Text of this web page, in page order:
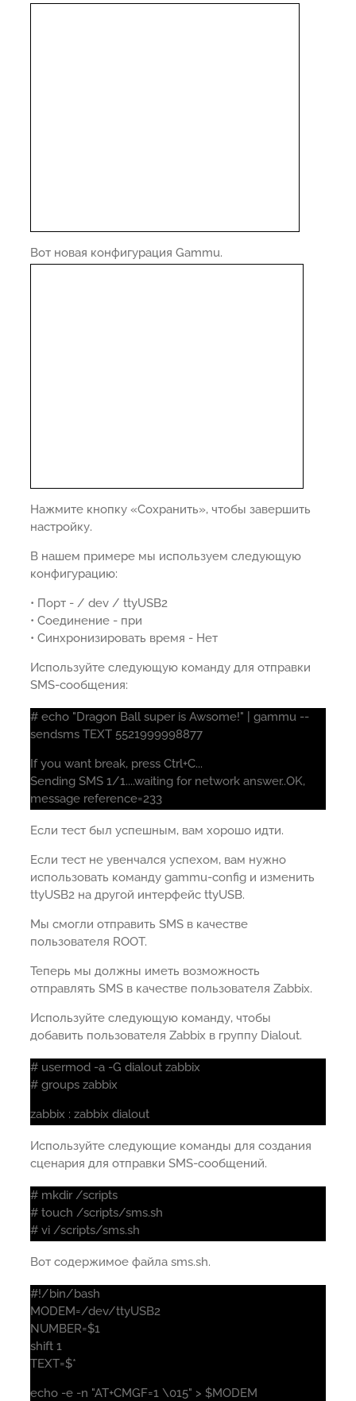
Вот новая конфигурация Gammu.
Нажмите кнопку «Сохранить», чтобы завершить
настройку.
В нашем примере мы используем следующую
конфигурацию:
• Порт - / dev / ttyUSB2
• Соединение - при
• Синхронизировать время - Нет
Используйте следующую команду для отправки
SMS-сообщения:
# echo "Dragon Ball super is Awsome!" | gammu --
sendsms TEXT 5521999998877
If you want break, press Ctrl+C...
Sending SMS 1/1....waiting for network answer..OK,
message reference=233
Если тест был успешным, вам хорошо идти.
Если тест не увенчался успехом, вам нужно
использовать команду gammu-config и изменить
ttyUSB2 на другой интерфейс ttyUSB.
Мы смогли отправить SMS в качестве
пользователя ROOT.
Теперь мы должны иметь возможность
отправлять SMS в качестве пользователя Zabbix.
Используйте следующую команду, чтобы
добавить пользователя Zabbix в группу Dialout.
# usermod -a -G dialout zabbix
# groups zabbix
zabbix : zabbix dialout
Используйте следующие команды для создания
сценария для отправки SMS-сообщений.
# mkdir /scripts
# touch /scripts/sms.sh
# vi /scripts/sms.sh
Вот содержимое файла sms.sh.
#!/bin/bash
MODEM=/dev/ttyUSB2
NUMBER=$1
shift 1
TEXT=$*
echo -e -n "AT+CMGF=1 \015" > $MODEM